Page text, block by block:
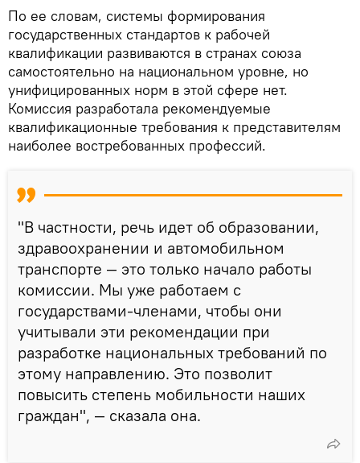
По ее словам, системы формирования
государственных стандартов к рабочей
квалификации развиваются в странах союза
самостоятельно на национальном уровне, но
унифицированных норм в этой сфере нет.
Комиссия разработала рекомендуемые
квалификационные требования к представителям
наиболее востребованных профессий.
"В частности, речь идет об образовании,
здравоохранении и автомобильном
транспорте — это только начало работы
комиссии. Мы уже работаем с
государствами-членами, чтобы они
учитывали эти рекомендации при
разработке национальных требований по
этому направлению. Это позволит
повысить степень мобильности наших
граждан", — сказала она.